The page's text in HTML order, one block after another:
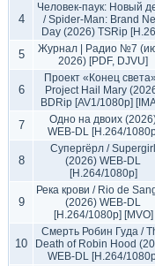
4
Человек-паук: Новый
/ Spider-Man: Brand
Day (2026) TSRip
5
Журнал | Радио №7
2026) [PDF, DJVU]
6
Проект «Конец
Project Hail Mary
BDRip [AV1/1080p]
7
Одно на двоих
WEB-DL [H.264/
8
Супергёрл / Supergirl
(2026) WEB-DL
[H.264/1080p]
9
Река крови / Rio de
(2026) WEB-DL
[H.264/1080p] [MVO]
10
Смерть Робин Гуда /
Death of Robin Hood
WEB-DL [H.264/